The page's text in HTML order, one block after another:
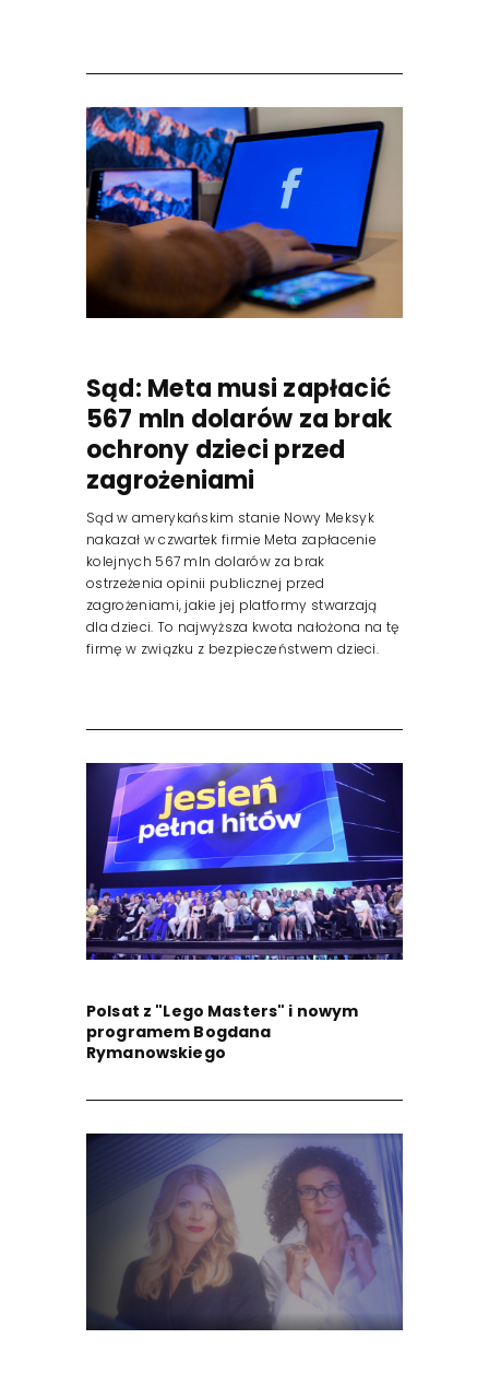
Sąd: Meta musi zapłacić
567 mln dolarów za brak
ochrony dzieci przed
zagrożeniami
Sąd w amerykańskim stanie Nowy Meksyk
nakazał w czwartek firmie Meta zapłacenie
kolejnych 567 mln dolarów za brak
ostrzeżenia opinii publicznej przed
zagrożeniami, jakie jej platformy stwarzają
dla dzieci. To najwyższa kwota nałożona na tę
firmę w związku z bezpieczeństwem dzieci.
Polsat z "Lego Masters" i nowym
programem Bogdana
Rymanowskiego